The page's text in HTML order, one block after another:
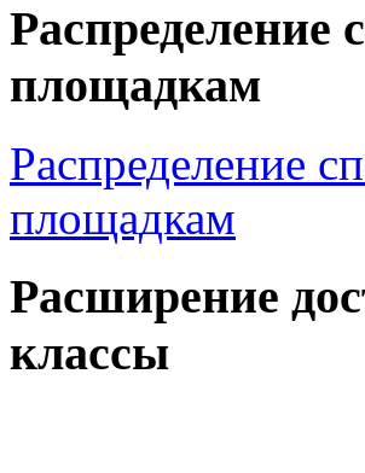
Распределение
площадкам
Распределение
площадкам
Расширение
классы